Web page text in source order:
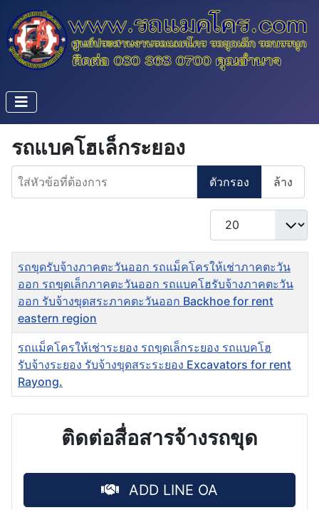
รถแบคโฮเล็กระยอง
ใส่หัวข้อที่ต้องการ
ตัวกรอง ล้าง
แสดง #
ชื่อ
รถขุดรับจ้างภาคตะวันออก รถแม็คโครให้เช่าภาคตะวัน
ออก รถขุดเล็กภาคตะวันออก รถแบคโฮรับจ้างภาคตะวัน
ออก รับจ้างขุดสระภาคตะวันออก Backhoe for rent
eastern region
รถแม็คโครให้เช่าระยอง รถขุดเล็กระยอง รถแบคโฮ
รับจ้างระยอง รับจ้างขุดสระระยอง Excavators for rent
Rayong.
ติดต่อสื่อสารจ้างรถขุด
ADD LINE OA